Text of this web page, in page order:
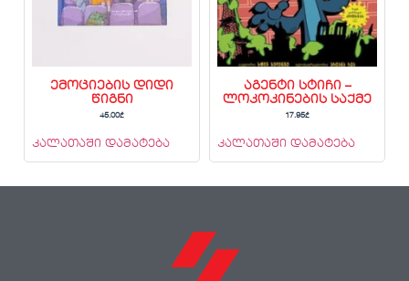
ემოციების დიდი
წიგნი
45.00₾
კალათაში დამატება
აგენტი სტიჩი –
ლოკოკინების საქმე
17.95₾
კალათაში დამატება